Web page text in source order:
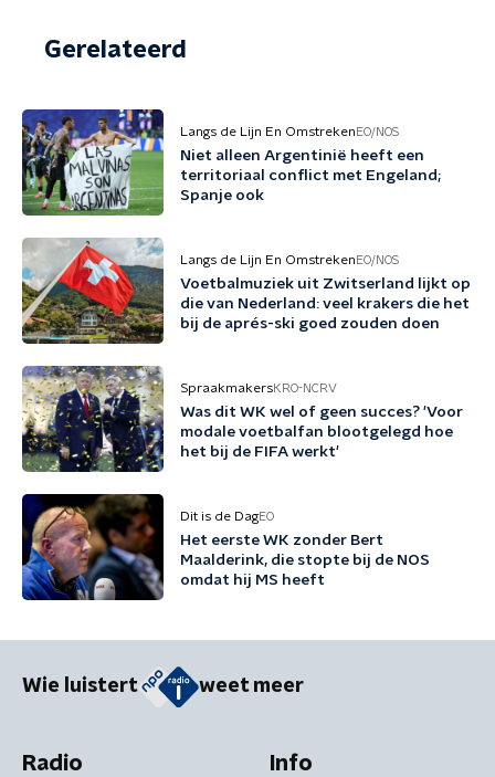
Gerelateerd
Langs de Lijn En Omstreken EO/NOS
Niet alleen Argentinië heeft een
territoriaal conflict met Engeland;
Spanje ook
Langs de Lijn En Omstreken EO/NOS
Voetbalmuziek uit Zwitserland lijkt op
die van Nederland: veel krakers die het
bij de aprés-ski goed zouden doen
SpraakmakersKRO-NCRV
Was dit WK wel of geen succes? 'Voor
modale voetbalfan blootgelegd hoe
het bij de FIFA werkt'
Dit is de DagEO
Het eerste WK zonder Bert
Maalderink, die stopte bij de NOS
omdat hij MS heeft
Wie luistert weet meer
Radio Info